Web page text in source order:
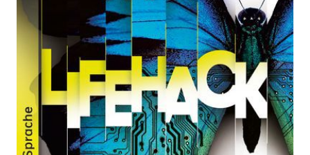
Ausgabe in Einfacher Sprache: Thriller über einen
Kampf zwischen einer KI und einer Schülerin und
dem Platz in ihrem Leben. Roman über Künstliche
Intelligenz ab 14 Jahren
Von June Perry